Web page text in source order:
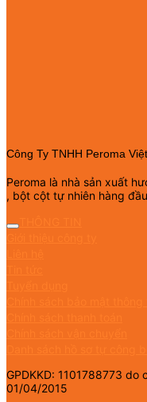
Công Ty TNHH Peroma
Peroma là nhà sản xuất
, bột cột tự nhiên hàng
GPDKKD: 1101788773
01/04/2015